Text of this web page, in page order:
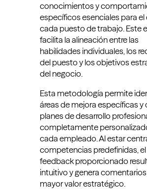
conocimientos y
específicos esenciales para el
cada puesto de trabajo. Este
facilita la alineación entre las
habilidades individuales, los
del puesto y los objetivos
del negocio.
Esta metodología permite
áreas de mejora específicas y
planes de desarrollo
completamente
cada empleado. Al estar
competencias predefinidas, el
feedback proporcionado
intuitivo y genera
mayor valor estratégico.